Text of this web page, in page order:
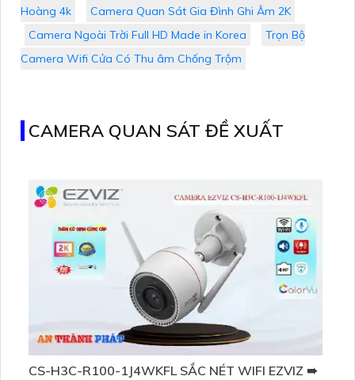
Hoàng 4k
Camera Quan Sát Gia Đình Ghi Âm 2K
Camera Ngoài Trời Full HD Made in Korea
Trọn Bộ
Camera Wifi Cửa Có Thu âm Chống Trộm
CAMERA QUAN SÁT ĐỀ XUẤT
CS-H3C-R100-1J4WKFL SẮC NÉT WIFI EZVIZ ➠